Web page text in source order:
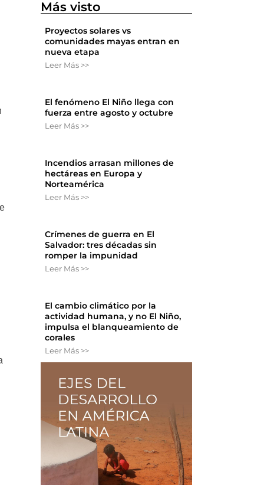
Más visto
Proyectos solares vs
comunidades mayas entran en
nueva etapa
Leer Más >>
El fenómeno El Niño llega con
fuerza entre agosto y octubre
Leer Más >>
Incendios arrasan millones de
hectáreas en Europa y
Norteamérica
Leer Más >>
Crímenes de guerra en El
Salvador: tres décadas sin
romper la impunidad
Leer Más >>
El cambio climático por la
actividad humana, y no El Niño,
impulsa el blanqueamiento de
corales
Leer Más >>